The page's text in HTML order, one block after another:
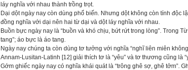
láy nghĩa với nhau thành trồng trọt.
Dại dột ngày nay còn dùng phổ biến. Nhưng dột không còn tính độc
đồng nghĩa với dại nên hai từ dại và dột láy nghĩa với nhau.
Buồn bực ngày nay là “buồn và khó chịu, bứt rứt trong lòng”. Trong
tang”; áo bực là áo tang.
Ngày nay chúng ta còn dùng tơ tưởng với nghĩa “nghĩ liên miên
Annam-Lusitan-Latinh [12] giải thích tơ là “yêu” và tơ thương cũng là
Gớm ghiếc ngày nay có nghĩa khái quát là “trông ghê sợ, ghê tởm”.